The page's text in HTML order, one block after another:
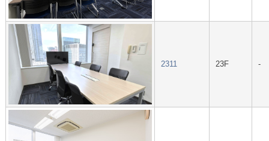
2311 23F -